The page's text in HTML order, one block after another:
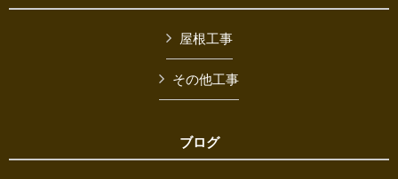
屋根工事
その他工事
ブログ